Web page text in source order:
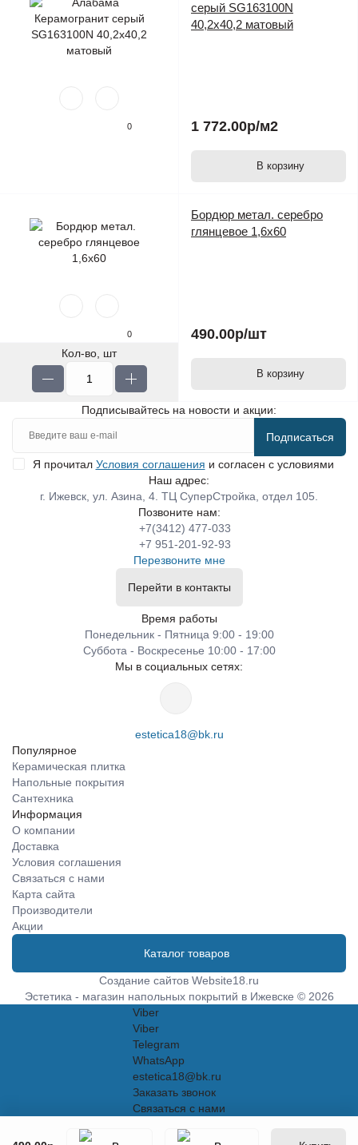
0
серый SG163100N
40,2х40,2 матовый
1 772.00р/м2
В корзину
0
Кол-во, шт
Бордюр метал. серебро
глянцевое 1,6х60
490.00р/шт
В корзину
Подписывайтесь на новости и акции:
Подписаться
Я прочитал Условия соглашения и согласен с условиями
Наш адрес:
г. Ижевск, ул. Азина, 4. ТЦ СуперСтройка, отдел 105.
Позвоните нам:
+7(3412) 477-033
+7 951-201-92-93
Перезвоните мне
Перейти в контакты
Время работы
Понедельник - Пятница 9:00 - 19:00
Суббота - Воскресенье 10:00 - 17:00
Мы в социальных сетях:
estetica18@bk.ru
Популярное
Керамическая плитка
Напольные покрытия
Сантехника
Информация
О компании
Доставка
Условия соглашения
Связаться с нами
Карта сайта
Производители
Акции
Каталог товаров
Создание сайтов Website18.ru
Эстетика - магазин напольных покрытий в Ижевске © 2026
Viber
Viber
Telegram
WhatsApp
estetica18@bk.ru
Заказать звонок
Связаться с нами